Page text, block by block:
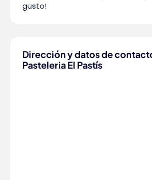
gusto!
Dirección y datos de
Pasteleria El Pastís